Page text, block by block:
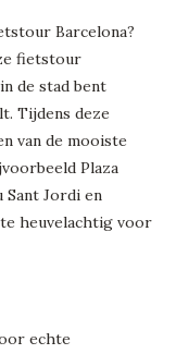
Barcelona?
fietstour
de stad bent
Tijdens deze
van de mooiste
Plaza
Sant Jordi en
heuvelachtig voor
echte